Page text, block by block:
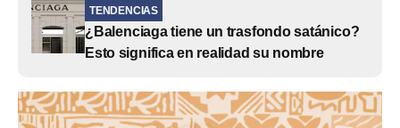
TENDENCIAS
¿Balenciaga tiene un trasfondo satánico?
Esto significa en realidad su nombre